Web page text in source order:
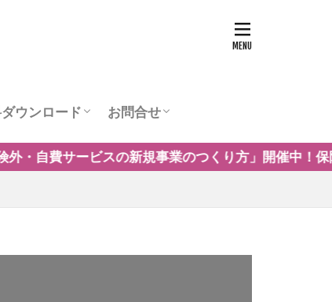
ウンロード
チラシテンプレート
看護お役立ち資料
看護の商圏調査
お問合せ
運営会社
のつくり方」開催中！保険制度だけに頼らない